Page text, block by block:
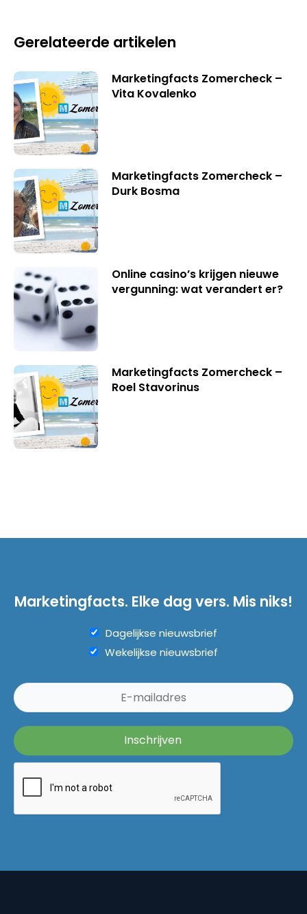
Gerelateerde artikelen
Marketingfacts Zomercheck –
Vita Kovalenko
Marketingfacts Zomercheck –
Durk Bosma
Online casino’s krijgen nieuwe
vergunning: wat verandert er?
Marketingfacts Zomercheck –
Roel Stavorinus
Marketingfacts. Elke dag vers. Mis niks!
Dagelijkse nieuwsbrief
Wekelijkse nieuwsbrief